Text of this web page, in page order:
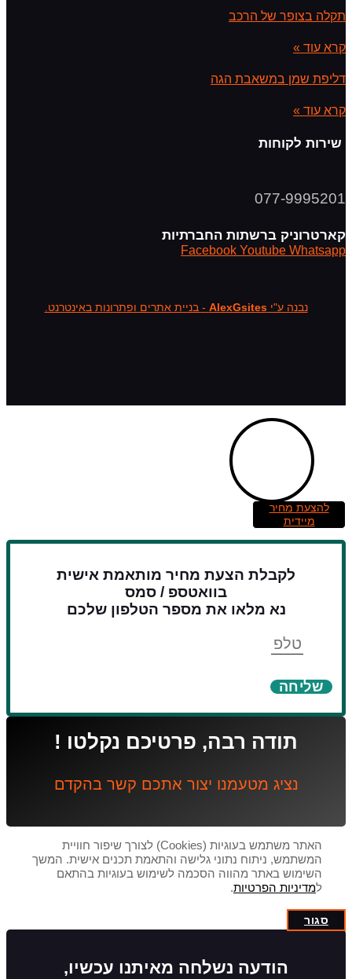
תקלה בצופר של הרכב
קרא עוד »
דליפת שמן במשאבת הגה
קרא עוד »
שירות לקוחות
077-9995201
קארטרוניק ברשתות החברתיות
Facebook Youtube Whatsapp
נבנה ע"יAlexGsites - בניית אתרים ופתרונות באינטרנט.
להצעת מחיר
מיידית
לקבלת הצעת מחיר מותאמת אישית
בוואטספ / סמס
נא מלאו את מספר הטלפון שלכם
שליחה
תודה רבה, פרטיכם נקלטו !
נציג מטעמנו יצור אתכם קשר בהקדם
האתר משתמש בעוגיות (Cookies) לצורך שיפור חוויית
המשתמש, ניתוח נתוני גלישה והתאמת תכנים אישית. המשך
השימוש באתר מהווה הסכמה לשימוש בעוגיות בהתאם
למדיניות הפרטיות.
סגור
הודעה נשלחה מאיתנו עכשיו,